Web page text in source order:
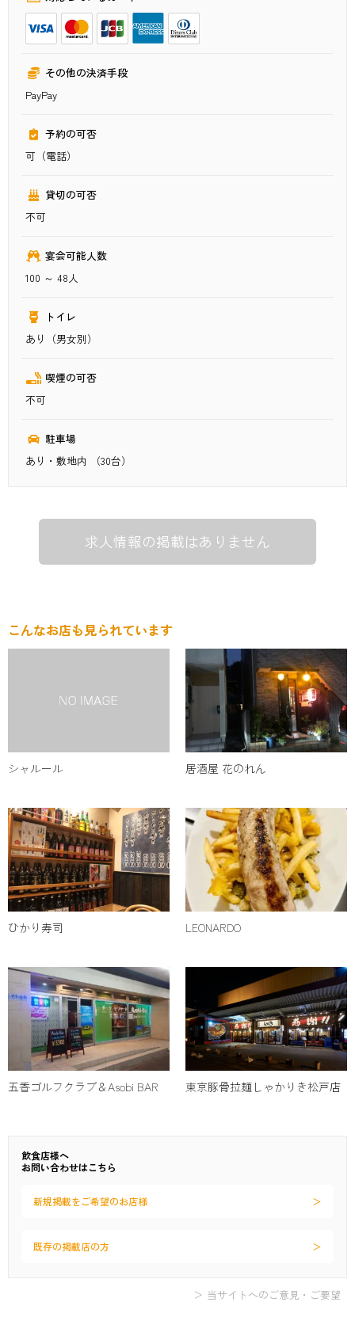
その他の決済手段
PayPay
予約の可否
可（電話）
貸切の可否
不可
宴会可能人数
100 ～ 48人
トイレ
あり（男女別）
喫煙の可否
不可
駐車場
あり・敷地内 （30台）
求人情報の掲載はありません
こんなお店も見られています
シャルール 居酒屋 花のれん
ひかり寿司 LEONARDO
五香ゴルフクラブ＆Asobi BAR 東京豚骨拉麺しゃかりき松戸店
飲食店様へ
お問い合わせはこちら
新規掲載をご希望のお店様
既存の掲載店の方
＞ 当サイトへのご意見・ご要望